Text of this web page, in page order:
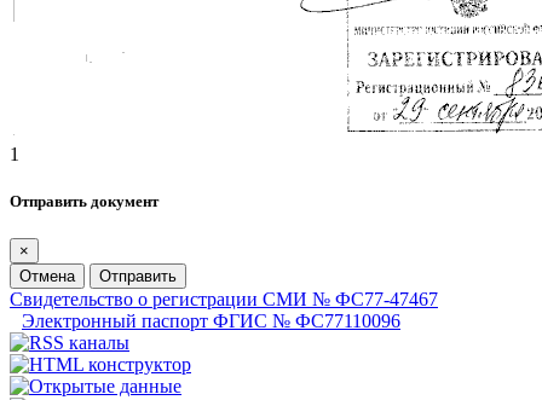
1
Отправить документ
×
Отмена
Отправить
Свидетельство о регистрации СМИ № ФС77-47467
Электронный паспорт ФГИС № ФС77110096